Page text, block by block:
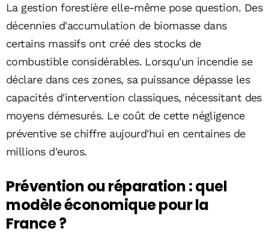
La gestion forestière elle-même pose question. Des
décennies d'accumulation de biomasse dans
certains massifs ont créé des stocks de
combustible considérables. Lorsqu'un incendie se
déclare dans ces zones, sa puissance dépasse les
capacités d'intervention classiques, nécessitant des
moyens démesurés. Le coût de cette négligence
préventive se chiffre aujourd'hui en centaines de
millions d'euros.
Prévention ou réparation : quel
modèle économique pour la
France ?